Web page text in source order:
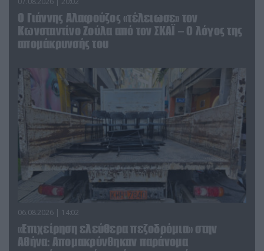
Ο Γιάννης Αλαφούζος «τέλειωσε» τον
Κωνσταντίνο Ζούλα από τον ΣΚΑΪ – Ο λόγος της
απομάκρυνσής του
06.08.2026 | 14:02
«Επιχείρηση ελεύθερα πεζοδρόμια» στην
Αθήνα: Απομακρύνθηκαν παράνομα